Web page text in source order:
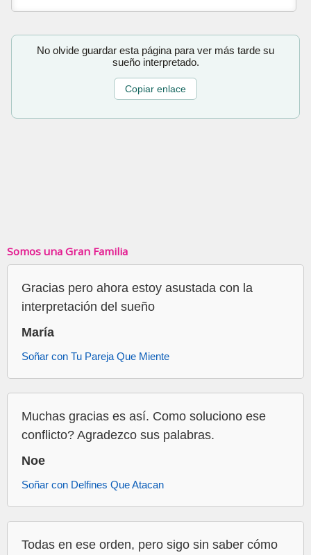
No olvide guardar esta página para ver más tarde su
sueño interpretado.
Copiar enlace
Somos una Gran Familia
Gracias pero ahora estoy asustada con la
interpretación del sueño
María
Soñar con Tu Pareja Que Miente
Muchas gracias es así. Como soluciono ese
conflicto? Agradezco sus palabras.
Noe
Soñar con Delfines Que Atacan
Todas en ese orden, pero sigo sin saber cómo